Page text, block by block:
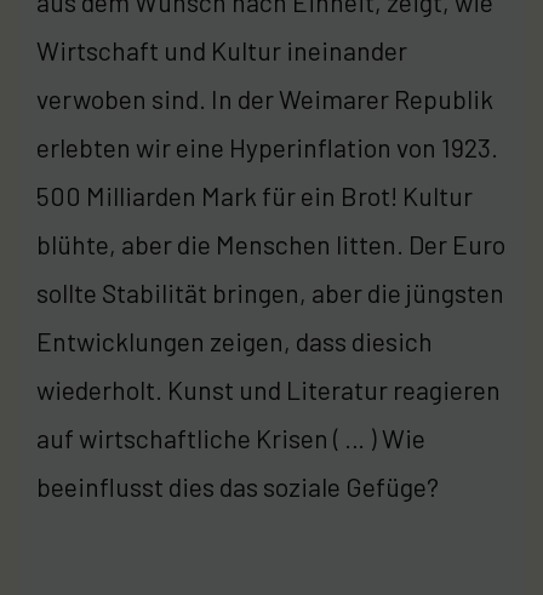
Wirtschaft und Kultur ineinander
verwoben sind. In der Weimarer Republik
erlebten wir eine Hyperinflation von 1923.
500 Milliarden Mark für ein Brot! Kultur
blühte, aber die Menschen litten. Der Euro
sollte Stabilität bringen, aber die jüngsten
Entwicklungen zeigen, dass diesich
wiederholt. Kunst und Literatur reagieren
auf wirtschaftliche Krisen ( … ) Wie
beeinflusst dies das soziale Gefüge?